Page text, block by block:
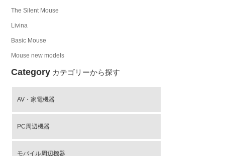
The Silent Mouse
Livina
Basic Mouse
Mouse new models
Category カテゴリーから探す
AV・家電機器
PC周辺機器
モバイル周辺機器